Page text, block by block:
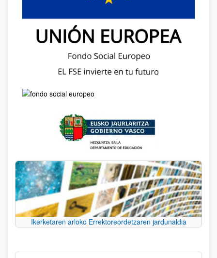
Ikerketaren arloko Errektoreordetzaren jardunaldia